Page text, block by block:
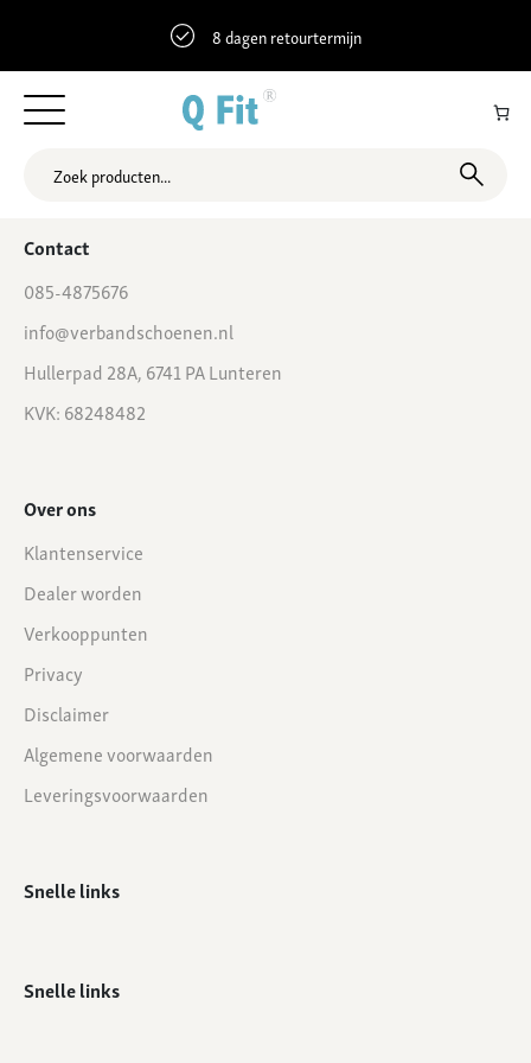
8 dagen retourtermijn
51.453171 6.0529977 Steenstraat 14, Horst, Nederland
Contact
085-4875676
info@verbandschoenen.nl
Hullerpad 28A, 6741 PA Lunteren
KVK: 68248482
Over ons
Klantenservice
Dealer worden
Verkooppunten
Privacy
Disclaimer
Algemene voorwaarden
Leveringsvoorwaarden
Snelle links
Snelle links